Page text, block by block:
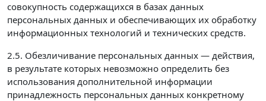
совокупность содержащихся в базах данных
персональных данных и обеспечивающих их обработку
информационных технологий и технических средств.
2.5. Обезличивание персональных данных — действия,
в результате которых невозможно определить без
использования дополнительной информации
принадлежность персональных данных конкретному